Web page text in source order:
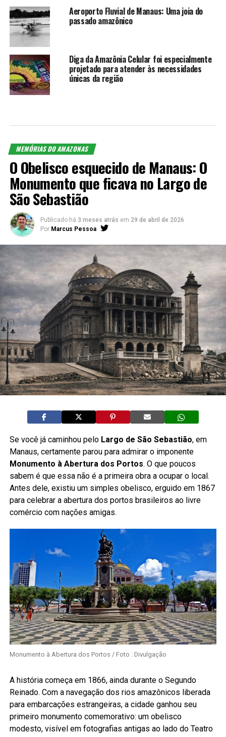
Aeroporto Fluvial de Manaus: Uma joia do
passado amazônico
Diga da Amazônia Celular foi especialmente
projetado para atender às necessidades
únicas da região
MEMÓRIAS DO AMAZONAS
O Obelisco esquecido de Manaus: O
Monumento que ficava no Largo de
São Sebastião
Publicado há 3 meses atrás em 29 de abril de 2026
Por Marcus Pessoa
Se você já caminhou peloLargo de São Sebastião, em
Manaus, certamente parou para admirar o imponente
Monumento à Abertura dos Portos. O que poucos
sabem é que essa não é a primeira obra a ocupar o local.
Antes dele, existiu um simples obelisco, erguido em 1867
para celebrar a abertura dos portos brasileiros ao livre
comércio com nações amigas.
Monumento à Abertura dos Portos / Foto : Divulgação
A história começa em 1866, ainda durante o Segundo
Reinado. Com a navegação dos rios amazônicos liberada
para embarcações estrangeiras, a cidade ganhou seu
primeiro monumento comemorativo: um obelisco
modesto, visível em fotografias antigas ao lado do Teatro